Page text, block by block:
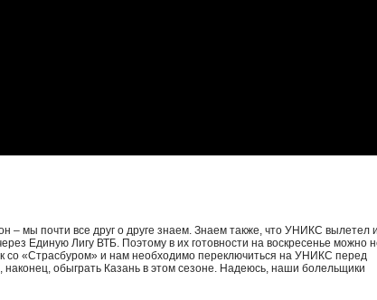
– мы почти все друг о друге знаем. Знаем также, что УНИКС вылетел
Единую Лигу ВТБ. Поэтому в их готовности на воскресенье можно
со «Страсбуром» и нам необходимо переключиться на УНИКС перед
обыграть Казань в этом сезоне. Надеюсь, наши болельщики